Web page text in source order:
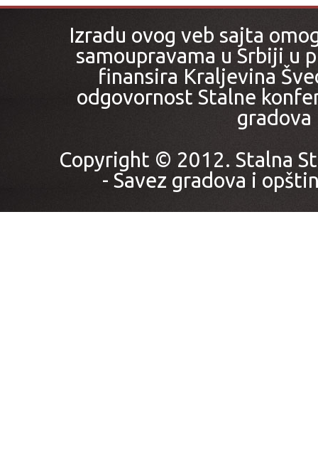
Izradu ovog veb sajta
samoupravama u Srbiji u
finansira Kraljevina
odgovornost Stalne
gradova
Copyright © 2012. Stalna
- Savez gradova i